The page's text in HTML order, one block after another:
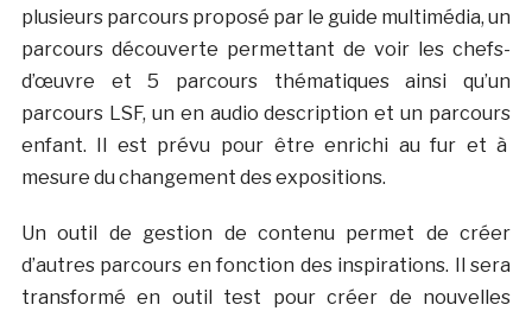
plusieurs parcours proposé par le guide multimédia, un
parcours découverte permettant de voir les chefs-
d’œuvre et 5 parcours thématiques ainsi qu’un
parcours LSF, un en audio description et un parcours
enfant. Il est prévu pour être enrichi au fur et à
mesure du changement des expositions.
Un outil de gestion de contenu permet de créer
d’autres parcours en fonction des inspirations. Il sera
transformé en outil test pour créer de nouvelles